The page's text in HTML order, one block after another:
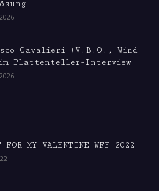
Cavalieri (V.B.O., Wind
im Plattenteller-Interview
FOR MY VALENTINE WFF 2022